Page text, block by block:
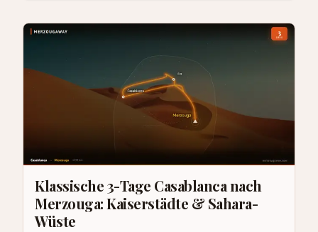
Klassische 3-Tage Casablanca nach
Merzouga: Kaiserstädte & Sahara-
Wüste